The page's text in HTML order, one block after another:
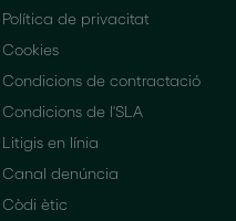
Política de privacitat
Cookies
Condicions de contractació
Condicions de l'SLA
Litigis en línia
Canal denúncia
Còdi ètic